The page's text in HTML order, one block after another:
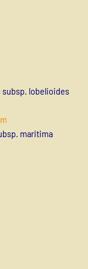
subsp. lobelioides
maritima